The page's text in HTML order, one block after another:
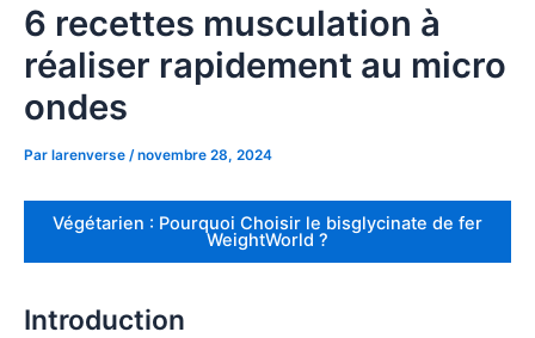
6 recettes musculation à
réaliser rapidement au micro
ondes
Par larenverse /novembre 28, 2024
Végétarien : Pourquoi Choisir le bisglycinate de fer
WeightWorld ?
Introduction